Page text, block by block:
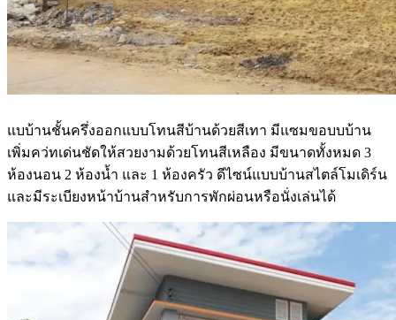
แบบ้านชั้นครึ่งออกแบบโทนสีบ้านด้วยสีเทา มีแซมขอบบบ้าน
เพิ่มคว่ทเด่นชัดให้สวยงามด้วยโทนสีเหลือง มีขนาดทั้งหมด 3
ห้องนอน 2 ห้องน้ำ และ 1 ห้องครัว ดีไซน์แบบบ้านสไตล์โมเดิร์น
และมีระเบียงหน้าบ้านสำหรับการพักผ่อนหรือนั่งเล่นได้